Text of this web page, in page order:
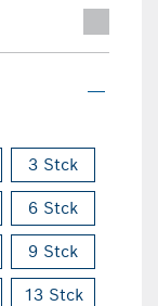
3 Stck
6 Stck
9 Stck
13 Stck